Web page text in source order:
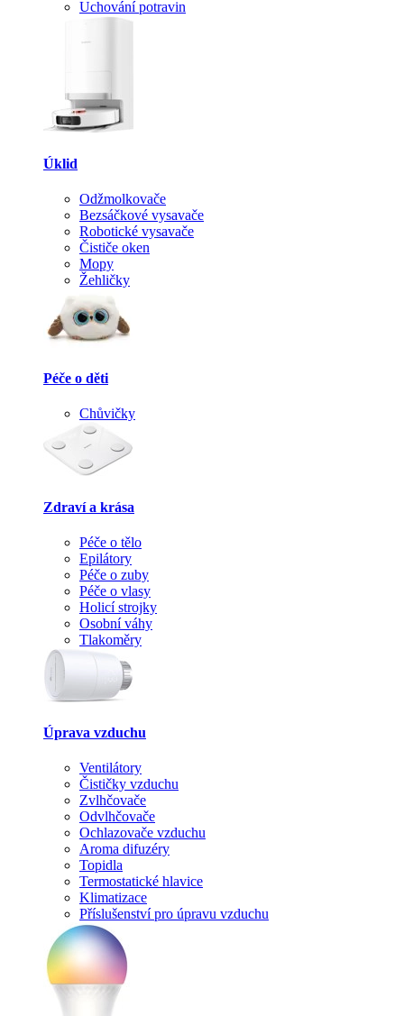
Uchování potravin
Úklid
Odžmolkovače
Bezsáčkové vysavače
Robotické vysavače
Čističe oken
Mopy
Žehličky
Péče o děti
Chůvičky
Zdraví a krása
Péče o tělo
Epilátory
Péče o zuby
Péče o vlasy
Holicí strojky
Osobní váhy
Tlakoměry
Úprava vzduchu
Ventilátory
Čističky vzduchu
Zvlhčovače
Odvlhčovače
Ochlazovače vzduchu
Aroma difuzéry
Topidla
Termostatické hlavice
Klimatizace
Příslušenství pro úpravu vzduchu